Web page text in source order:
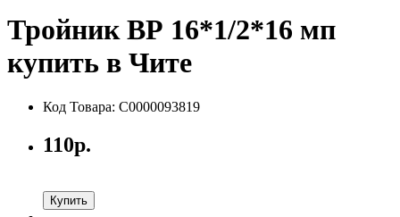
Тройник ВР 16*1/2*16 мп
купить в Чите
Код Товара: С0000093819
110р.
Купить